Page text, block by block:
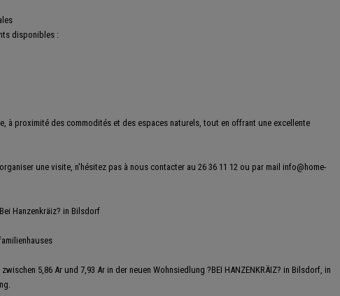
disponibles :
à proximité des commodités et des espaces naturels, tout en offrant une excellente
une visite, n'hésitez pas à nous contacter au 26 36 11 12 ou par mail info@home-
Hanzenkräiz? in Bilsdorf
5,86 Ar und 7,93 Ar in der neuen Wohnsiedlung ?BEI HANZENKRÄIZ? in Bilsdorf, in